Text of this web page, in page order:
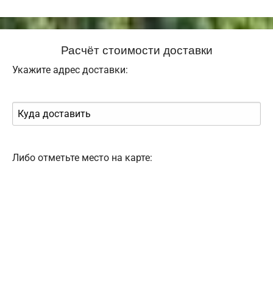
Расчёт стоимости доставки
Укажите адрес доставки:
Либо отметьте место на карте: